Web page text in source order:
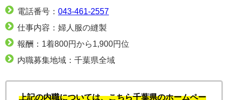
電話番号： 043-461-2557
仕事内容：婦人服の縫製
報酬：1着800円から1,900円位
内職募集地域：千葉県全域
上記の内職については、こちら千葉県のホームペー